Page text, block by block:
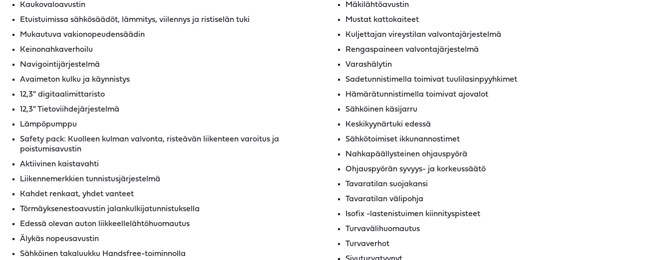
Kaukovaloavustin
Etuistuimissa sähkösäädöt, lämmitys, viilennys ja ristiselän tuki
Mukautuva vakionopeudensäädin
Keinonahkaverhoilu
Navigointijärjestelmä
Avaimeton kulku ja käynnistys
12,3" digitaalimittaristo
12,3" Tietoviihdejärjestelmä
Lämpöpumppu
Safety pack: Kuolleen kulman valvonta, risteävän liikenteen varoitus ja
poistumisavustin
Aktiivinen kaistavahti
Liikennemerkkien tunnistusjärjestelmä
Kahdet renkaat, yhdet vanteet
Törmäyksenestoavustin jalankulkijatunnistuksella
Edessä olevan auton liikkeellelähtöhuomautus
Älykäs nopeusavustin
Sähköinen takaluukku Handsfree-toiminnolla
Mäkilähtöavustin
Mustat kattokaiteet
Kuljettajan vireystilan valvontajärjestelmä
Rengaspaineen valvontajärjestelmä
Varashälytin
Sadetunnistimella toimivat tuulilasinpyyhkimet
Hämärätunnistimella toimivat ajovalot
Sähköinen käsijarru
Keskikyynärtuki edessä
Sähkötoimiset ikkunannostimet
Nahkapäällysteinen ohjauspyörä
Ohjauspyörän syvyys- ja korkeussäätö
Tavaratilan suojakansi
Tavaratilan välipohja
Isofix -lastenistuimen kiinnityspisteet
Turvavälihuomautus
Turvaverhot